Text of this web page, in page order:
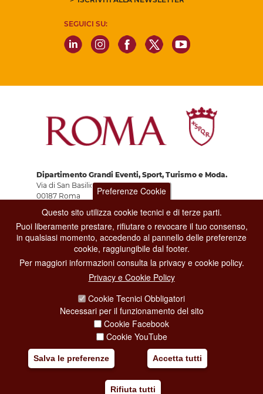
SEGUICI SU:
Dipartimento Grandi Eventi, Sport, Turismo e Moda.
Via di San Basilio, 51
00187 Roma
CONTACT CENTER TEL. 06 06 08
CONTATTA LA REDAZIONE
SOCIAL MEDIA POLICY
CREDITS
COPYRIGHT
ESCLUSIONE DI RESPONSABILITÀ
Preferenze Cookie
Questo sito utilizza cookie tecnici e di terze parti.
Puoi liberamente prestare, rifiutare o revocare il tuo consenso,
in qualsiasi momento, accedendo al pannello delle preferenze
cookie, raggiungibile dal footer.
Per maggiori informazioni consulta la privacy e cookie policy.
Privacy e Cookie Policy
Cookie Tecnici Obbligatori
Necessari per il funzionamento del sito
Cookie Facebook
Cookie YouTube
Salva le preferenze Accetta tutti
Rifiuta tutti